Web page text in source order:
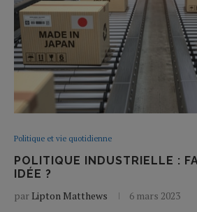
Politique et vie quotidienne
POLITIQUE INDUSTRIELLE :
IDÉE ?
par Lipton Matthews 6 mars 2023